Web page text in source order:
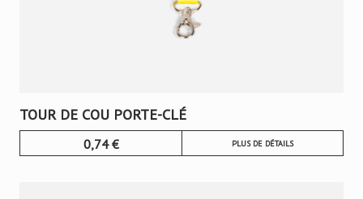
TOUR DE COU PORTE-CLÉ
0,74€ PLUS DE DÉTAILS